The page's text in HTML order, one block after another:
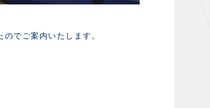
でご案内いたします。